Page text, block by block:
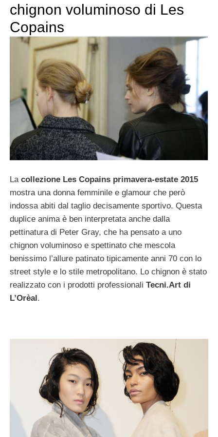
chignon voluminoso di Les
Copains
La collezione Les Copains primavera-estate 2015
mostra una donna femminile e glamour che però
indossa abiti dal taglio decisamente sportivo. Questa
duplice anima è ben interpretata anche dalla
pettinatura di Peter Gray, che ha pensato a uno
chignon voluminoso e spettinato che mescola
benissimo l’allure patinato tipicamente anni 70 con lo
street style e lo stile metropolitano. Lo chignon è stato
realizzato con i prodotti professionali Tecni.Art di
L’Orèal .